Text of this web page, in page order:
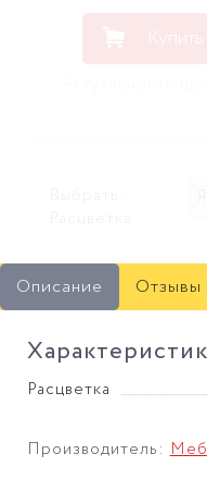
Описание Отзывы
Расцветка
Производитель: